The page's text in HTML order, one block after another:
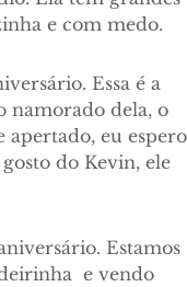
e com medo.
Essa é a
namorado dela, o
apertado, eu espero
do Kevin, ele
Estamos
e vendo